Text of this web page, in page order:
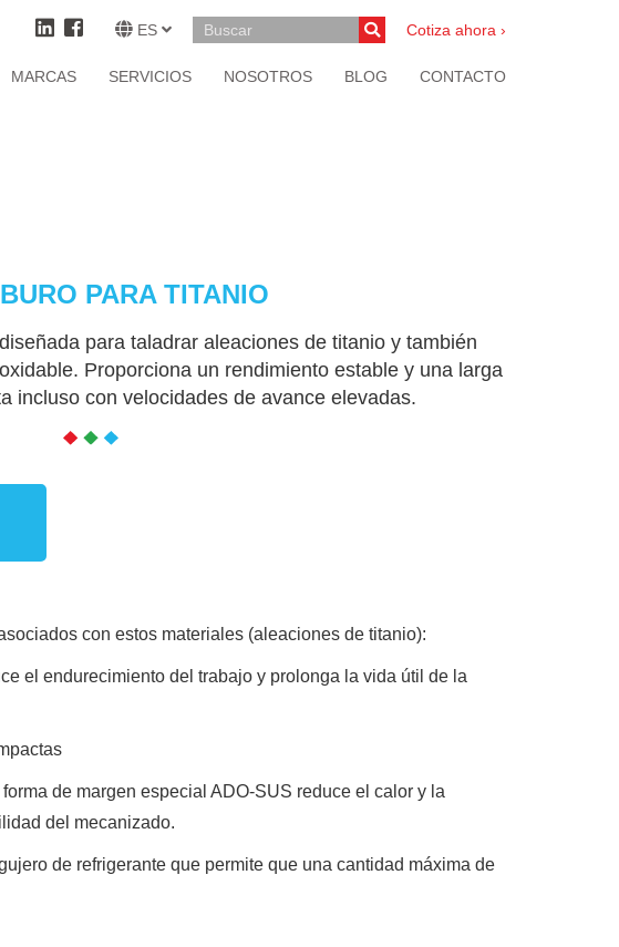
ES Cotiza ahora ›
MARCAS SERVICIOS NOSOTROS BLOG CONTACTO
PARA TITANIO
para taladrar aleaciones de titanio y también
Proporciona un rendimiento estable y una larga
incluso con velocidades de avance elevadas.
con estos materiales (aleaciones de titanio):
el endurecimiento del trabajo y prolonga la vida útil de la
de margen especial ADO-SUS reduce el calor y la
del mecanizado.
de refrigerante que permite que una cantidad máxima de